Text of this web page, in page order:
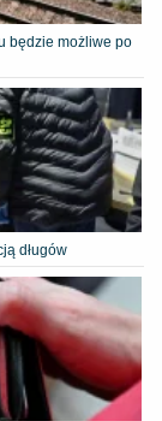
będzie możliwe po
długów